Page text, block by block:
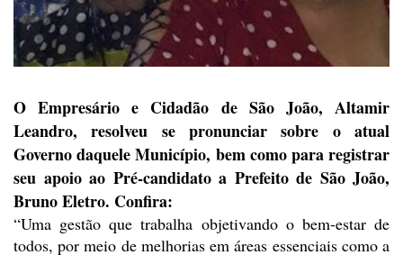
O Empresário e Cidadão de São João, Altamir
Leandro, resolveu se pronunciar sobre o atual
Governo daquele Município, bem como para registrar
seu apoio ao Pré-candidato a Prefeito de São João,
Bruno Eletro. Confira:
“Uma gestão que trabalha objetivando o bem-estar de
todos, por meio de melhorias em áreas essenciaiscomo a